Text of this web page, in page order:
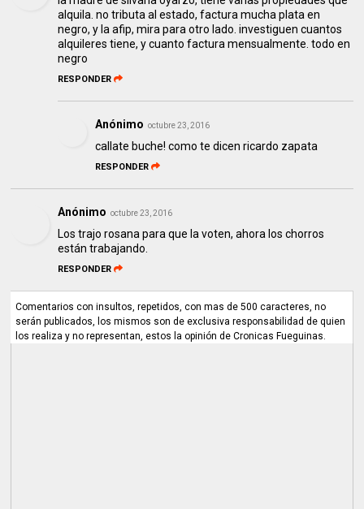
alquila. no tributa al estado, factura mucha plata en
negro, y la afip, mira para otro lado. investiguen cuantos
alquileres tiene, y cuanto factura mensualmente. todo en
negro
RESPONDER
Anónimo octubre 23, 2016
callate buche! como te dicen ricardo zapata
RESPONDER
Anónimo octubre 23, 2016
Los trajo rosana para que la voten, ahora los chorros
están trabajando.
RESPONDER
Comentarios con insultos, repetidos, con mas de 500 caracteres, no
serán publicados, los mismos son de exclusiva responsabilidad de quien
los realiza y no representan, estos la opinión de Cronicas Fueguinas.